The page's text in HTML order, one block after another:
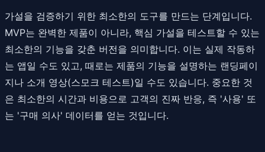
가설을 검증하기 위한 최소한의 도구를 만드는 단계입니다.
MVP는 완벽한 제품이 아니라, 핵심 가설을 테스트할 수 있는
최소한의 기능을 갖춘 버전을 의미합니다. 이는 실제 작동하
는 앱일 수도 있고, 때로는 제품의 기능을 설명하는 랜딩페이
지나 소개 영상(스모크 테스트)일 수도 있습니다. 중요한 것
은 최소한의 시간과 비용으로 고객의 진짜 반응, 즉 '사용' 또
는 '구매 의사' 데이터를 얻는 것입니다.